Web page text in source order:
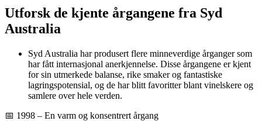
Utforsk de kjente årgangene fra Syd
Australia
Syd Australia har produsert flere minneverdige årganger som
har fått internasjonal anerkjennelse. Disse årgangene er kjent
for sin utmerkede balanse, rike smaker og fantastiske
lagringspotensial, og de har blitt favoritter blant vinelskere og
samlere over hele verden.
📅 1998 – En varm og konsentrert årgang